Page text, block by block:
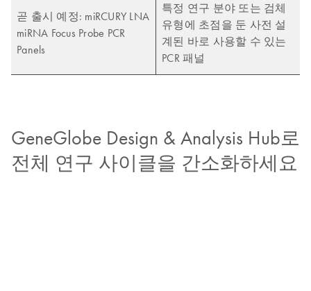
곧 출시 예정: miRCURY LNA
miRNA Focus Probe PCR
Panels
특정 연구 분야 또는 검체
유형에 초점을 둔 사전 설
계된 바로 사용할 수 있는
PCR 패널
GeneGlobe Design & Analysis Hub로
전체 연구 사이클을 간소화하세요